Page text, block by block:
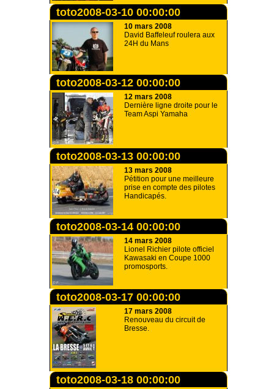
toto2008-03-10 00:00:00
10 mars 2008
David Baffeleuf roulera aux
24H du Mans
toto2008-03-12 00:00:00
12 mars 2008
Dernière ligne droite pour le
Team Aspi Yamaha
toto2008-03-13 00:00:00
13 mars 2008
Pétition pour une meilleure
prise en compte des pilotes
Handicapés.
toto2008-03-14 00:00:00
14 mars 2008
Lionel Richier pilote officiel
Kawasaki en Coupe 1000
promosports.
toto2008-03-17 00:00:00
17 mars 2008
Renouveau du circuit de
Bresse.
toto2008-03-18 00:00:00